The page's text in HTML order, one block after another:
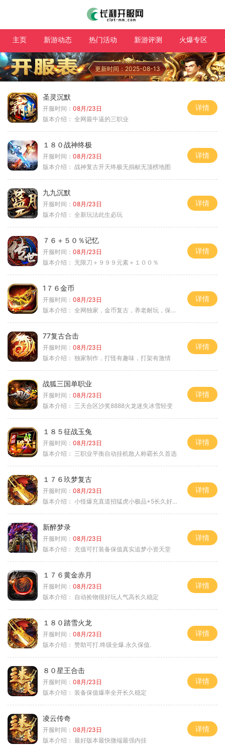
主页 新游动态 热门活动 新游评测 火爆专区
更新时间：2025-08-13
圣灵沉默
开服时间： 08月/23日
版本介绍： 全网最牛逼的三职业
详情
１８０战神终极
开服时间： 08月/23日
版本介绍： 战神复古开天终极无捐献无顶榜地图
详情
九九沉默
开服时间： 08月/23日
版本介绍： 全新玩法此生必玩
详情
７６＋５０％记忆
开服时间： 08月/23日
版本介绍： 无限刀＋９９９元素＋１００％
详情
1７６金币
开服时间： 08月/23日
版本介绍： 全网独家，金币复古，养老耐玩，保底回収
详情
77复古合击
开服时间： 08月/23日
版本介绍： 独家制作，打怪有趣味，打架有激情
详情
战狐三国单职业
开服时间： 08月/23日
版本介绍： 三天合区沙奖8888火龙迷失冰雪轻变
详情
１８５征战玉兔
开服时间： 08月/23日
版本介绍： 三职业平衡自动挂机散人称霸长久首选
详情
１７６玖梦复古
开服时间： 08月/23日
版本介绍： 小怪爆充直道招猛虎小极品+5长久好玩
详情
新醉梦录
开服时间： 08月/23日
版本介绍： 充值可打装备保值真实追梦小资天堂
详情
１７６黄金赤月
开服时间： 08月/23日
版本介绍： 自动捡物很好玩人气高长久稳定
详情
１８０踏雪火龙
开服时间： 08月/23日
版本介绍： 赞助可打.终级全爆.永久保值.
详情
８０星王合击
开服时间： 08月/23日
版本介绍： 装备保值爆率全开长久稳定
详情
凌云传奇
开服时间： 08月/23日
版本介绍： 最好版本最快微端最强内挂
详情